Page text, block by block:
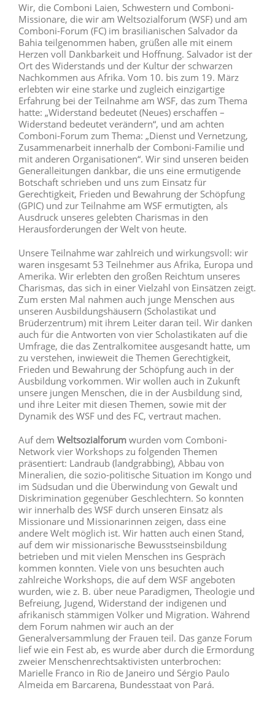
Wir, die Comboni Laien, Schwestern und Comboni-
Missionare, die wir am Weltsozialforum (WSF) und am
Comboni-Forum (FC) im brasilianischen Salvador da
Bahia teilgenommen haben, grüßen alle mit einem
Herzen voll Dankbarkeit und Hoffnung. Salvador ist der
Ort des Widerstands und der Kultur der schwarzen
Nachkommen aus Afrika. Vom 10. bis zum 19. März
erlebten wir eine starke und zugleich einzigartige
Erfahrung bei der Teilnahme am WSF, das zum Thema
hatte: „Widerstand bedeutet (Neues) erschaffen –
Widerstand bedeutet verändern“, und am achten
Comboni-Forum zum Thema: „Dienst und Vernetzung,
Zusammenarbeit innerhalb der Comboni-Familie und
mit anderen Organisationen“. Wir sind unseren beiden
Generalleitungen dankbar, die uns eine ermutigende
Botschaft schrieben und uns zum Einsatz für
Gerechtigkeit, Frieden und Bewahrung der Schöpfung
(GPIC) und zur Teilnahme am WSF ermutigten, als
Ausdruck unseres gelebten Charismas in den
Herausforderungen der Welt von heute.
Unsere Teilnahme war zahlreich und wirkungsvoll: wir
waren insgesamt 53 Teilnehmer aus Afrika, Europa und
Amerika. Wir erlebten den großen Reichtum unseres
Charismas, das sich in einer Vielzahl von Einsätzen zeigt.
Zum ersten Mal nahmen auch junge Menschen aus
unseren Ausbildungshäusern (Scholastikat und
Brüderzentrum) mit ihrem Leiter daran teil. Wir danken
auch für die Antworten von vier Scholastikaten auf die
Umfrage, die das Zentralkomitee ausgesandt hatte, um
zu verstehen, inwieweit die Themen Gerechtigkeit,
Frieden und Bewahrung der Schöpfung auch in der
Ausbildung vorkommen. Wir wollen auch in Zukunft
unsere jungen Menschen, die in der Ausbildung sind,
und ihre Leiter mit diesen Themen, sowie mit der
Dynamik des WSF und des FC, vertraut machen.
Auf dem Weltsozialforum wurden vom Comboni-
Network vier Workshops zu folgenden Themen
präsentiert: Landraub (landgrabbing), Abbau von
Mineralien, die sozio-politische Situation im Kongo und
im Südsudan und die Überwindung von Gewalt und
Diskrimination gegenüber Geschlechtern. So konnten
wir innerhalb des WSF durch unseren Einsatz als
Missionare und Missionarinnen zeigen, dass eine
andere Welt möglich ist. Wir hatten auch einen Stand,
auf dem wir missionarische Bewusstseinsbildung
betrieben und mit vielen Menschen ins Gespräch
kommen konnten. Viele von uns besuchten auch
zahlreiche Workshops, die auf dem WSF angeboten
wurden, wie z. B. über neue Paradigmen, Theologie und
Befreiung, Jugend, Widerstand der indigenen und
afrikanisch stämmigen Völker und Migration. Während
dem Forum nahmen wir auch an der
Generalversammlung der Frauen teil. Das ganze Forum
lief wie ein Fest ab, es wurde aber durch die Ermordung
zweier Menschenrechtsaktivisten unterbrochen:
Marielle Franco in Rio de Janeiro und Sérgio Paulo
Almeida em Barcarena, Bundesstaat von Pará.